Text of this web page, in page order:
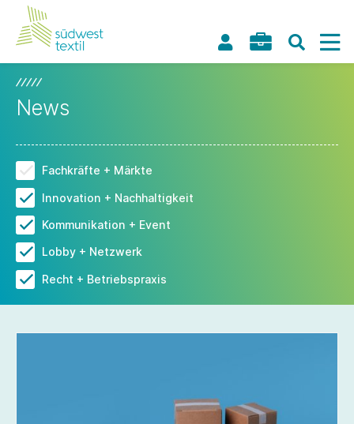
News
Fachkräfte + Märkte
Innovation + Nachhaltigkeit
Kommunikation + Event
Lobby + Netzwerk
Recht + Betriebspraxis